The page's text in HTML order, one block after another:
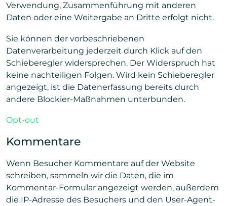
Verwendung, Zusammenführung mit anderen
Daten oder eine Weitergabe an Dritte erfolgt nicht.
Sie können der vorbeschriebenen
Datenverarbeitung jederzeit durch Klick auf den
Schieberegler widersprechen. Der Widerspruch hat
keine nachteiligen Folgen. Wird kein Schieberegler
angezeigt, ist die Datenerfassung bereits durch
andere Blockier-Maßnahmen unterbunden.
Opt-out
Kommentare
Wenn Besucher Kommentare auf der Website
schreiben, sammeln wir die Daten, die im
Kommentar-Formular angezeigt werden, außerdem
die IP-Adresse des Besuchers und den User-Agent-